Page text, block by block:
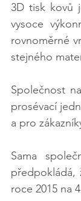
3D tisk kovů
vysoce
rovnoměrné
stejného
Společnost
prosévací
a pro
Sama
předpokládá,
roce 2015 na